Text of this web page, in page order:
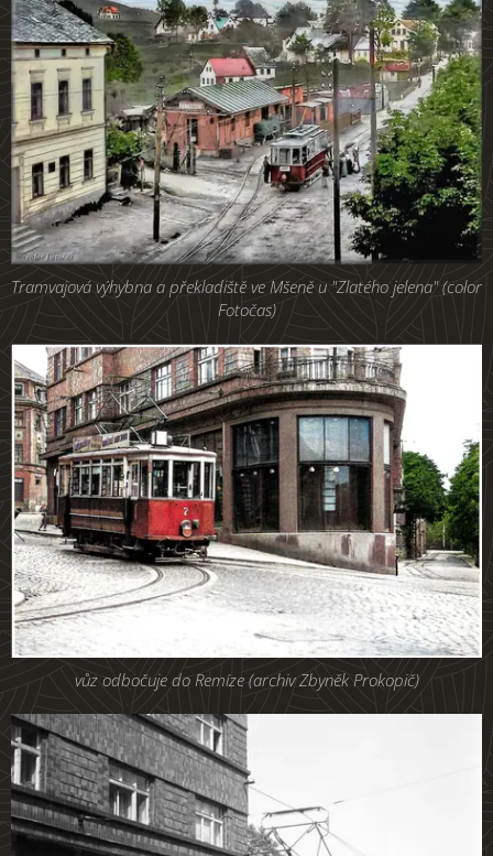
Tramvajová výhybna a překladiště ve Mšeně u "Zlatého jelena" (color
Fotočas)
vůz odbočuje do Remíze (archiv Zbyněk Prokopič)